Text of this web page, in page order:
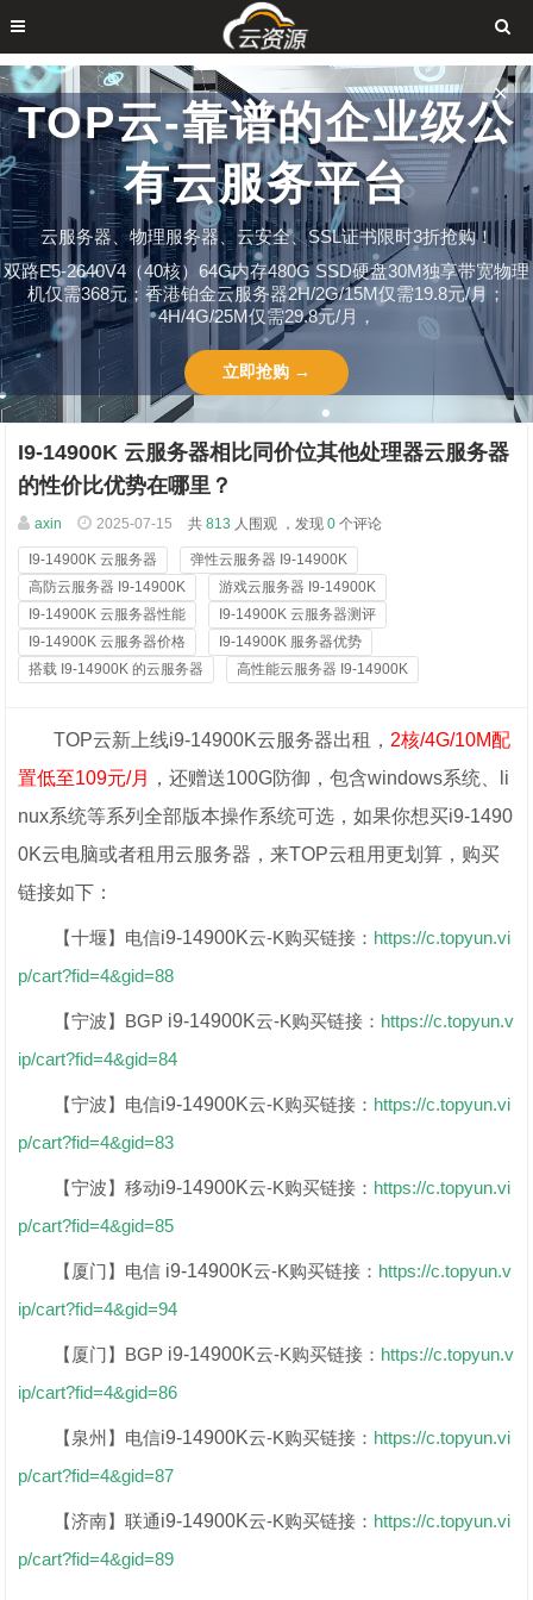
TOP云-靠谱的企业级公
有云服务平台
云服务器、物理服务器、云安全、SSL证书限时3折抢购！
双路E5-2640V4（40核）64G内存480G SSD硬盘30M独享带宽物理
机仅需368元；香港铂金云服务器2H/2G/15M仅需19.8元/月；
4H/4G/25M仅需29.8元/月，
立即抢购 →
✕
I9-14900K 云服务器相比同价位其他处理器云服务器
的性价比优势在哪里？​
axin 2025-07-15 共 813 人围观 ，发现 0 个评论
I9-14900K 云服务器
弹性云服务器 I9-14900K
高防云服务器 I9-14900K
游戏云服务器 I9-14900K
I9-14900K 云服务器性能
I9-14900K 云服务器测评
I9-14900K 云服务器价格
I9-14900K 服务器优势
搭载 I9-14900K 的云服务器
高性能云服务器 I9-14900K
TOP云新上线i9-14900K云服务器出租， 2核/4G/10M配
置低至109元/月
，还赠送100G防御，包含windows系统、li
nux系统等系列全部版本操作系统可选，如果你想买i9-1490
0K云电脑或者租用云服务器，来TOP云租用更划算，购买
链接如下：
【十堰】电信i9-14900K云-K购买链接： https://c.topyun.vi
p/cart?fid=4&gid=88
【宁波】BGP i9-14900K云-K购买链接： https://c.topyun.v
ip/cart?fid=4&gid=84
【宁波】电信i9-14900K云-K购买链接： https://c.topyun.vi
p/cart?fid=4&gid=83
【宁波】移动i9-14900K云-K购买链接： https://c.topyun.vi
p/cart?fid=4&gid=85
【厦门】电信 i9-14900K云-K购买链接： https://c.topyun.v
ip/cart?fid=4&gid=94
【厦门】BGP i9-14900K云-K购买链接： https://c.topyun.v
ip/cart?fid=4&gid=86
【泉州】电信i9-14900K云-K购买链接： https://c.topyun.vi
p/cart?fid=4&gid=87
【济南】联通i9-14900K云-K购买链接： https://c.topyun.vi
p/cart?fid=4&gid=89